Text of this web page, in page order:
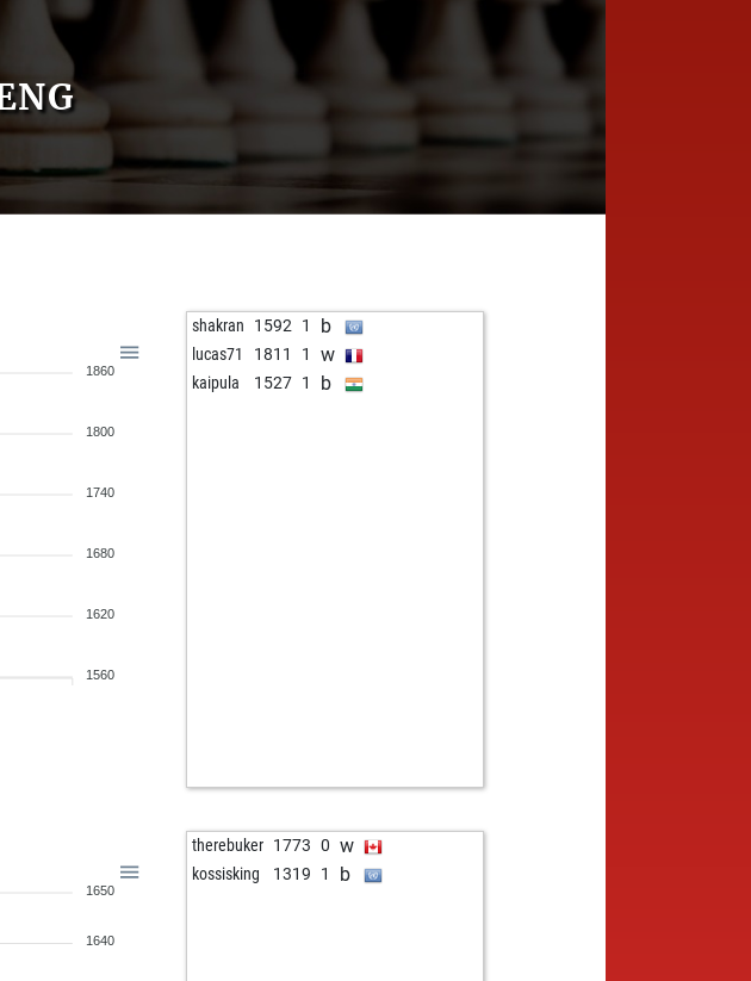
1860
1800
1740
1680
1620
1560
shakran 1592 1 b
lucas71 1811 1 w
kaipula 1527 1 b
1650
1640
therebuker 1773 0 w
kossisking 1319 1 b